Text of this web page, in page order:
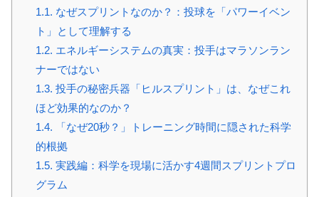
1.1. なぜスプリントなのか？：投球を「パワーイベン
ト」として理解する
1.2. エネルギーシステムの真実：投手はマラソンラン
ナーではない
1.3. 投手の秘密兵器「ヒルスプリント」は、なぜこれ
ほど効果的なのか？
1.4. 「なぜ20秒？」トレーニング時間に隠された科学
的根拠
1.5. 実践編：科学を現場に活かす4週間スプリントプロ
グラム